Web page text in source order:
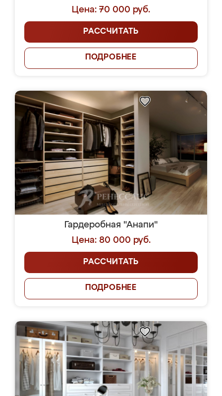
Цена: 70 000 руб.
РАССЧИТАТЬ
ПОДРОБНЕЕ
Гардеробная "Анапи"
Цена: 80 000 руб.
РАССЧИТАТЬ
ПОДРОБНЕЕ